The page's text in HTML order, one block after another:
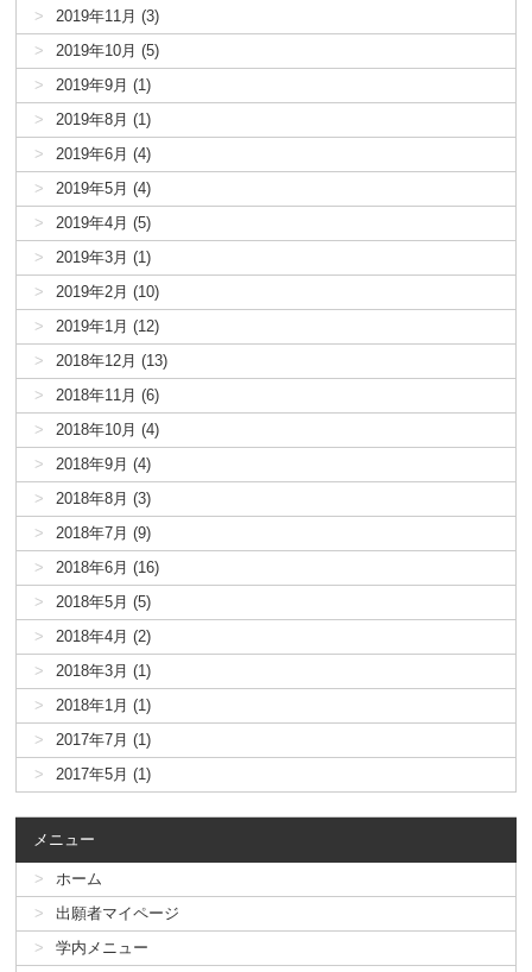
2019年11月 (3)
2019年10月 (5)
2019年9月 (1)
2019年8月 (1)
2019年6月 (4)
2019年5月 (4)
2019年4月 (5)
2019年3月 (1)
2019年2月 (10)
2019年1月 (12)
2018年12月 (13)
2018年11月 (6)
2018年10月 (4)
2018年9月 (4)
2018年8月 (3)
2018年7月 (9)
2018年6月 (16)
2018年5月 (5)
2018年4月 (2)
2018年3月 (1)
2018年1月 (1)
2017年7月 (1)
2017年5月 (1)
メニュー
ホーム
出願者マイページ
学内メニュー